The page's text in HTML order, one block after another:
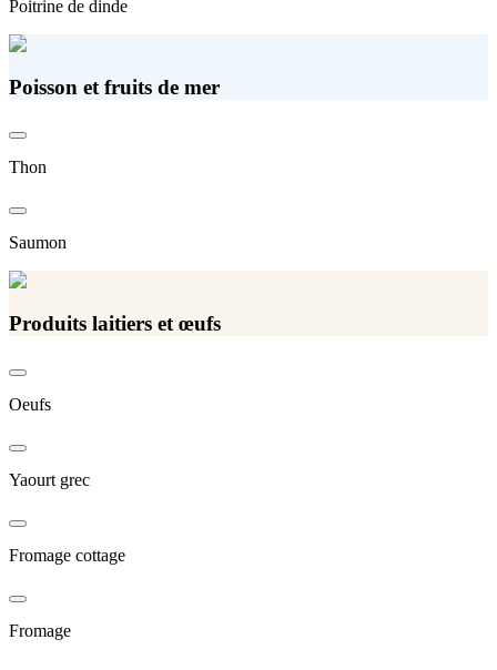
Poitrine de dinde
Poisson et fruits de mer
Thon
Saumon
Produits laitiers et œufs
Oeufs
Yaourt grec
Fromage cottage
Fromage